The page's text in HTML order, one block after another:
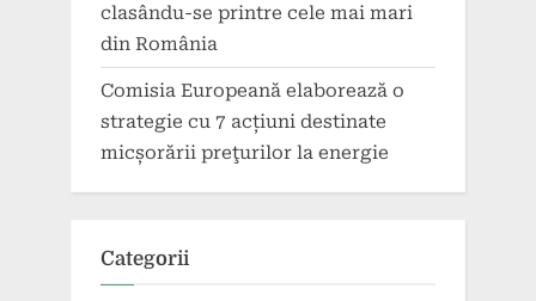
clasându-se printre cele mai mari
din România
Comisia Europeană elaborează o
strategie cu 7 acțiuni destinate
micșorării preţurilor la energie
Categorii